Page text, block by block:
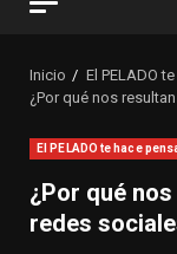
Inicio
El PELADO
¿Por qué nos
El PELADO te hace
¿Por qué
redes